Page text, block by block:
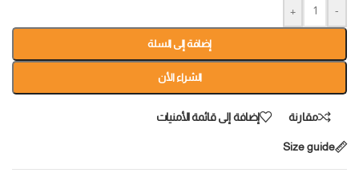
-
+
إضافة إلى السلة
الشراء الأن
مقارنة إضافة إلى قائمة الأمنيات
Size guide